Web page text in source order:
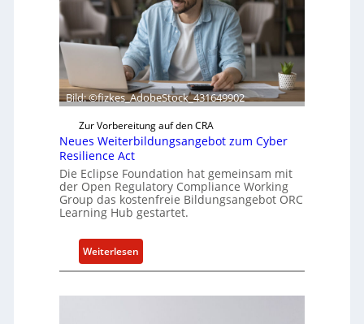
f
e
r
t
a
k
u
e
l
e
Z
h
l
Bild: ©fizkes_AdobeStock_431649902
Zur Vorbereitung auf den CRA
Neues Weiterbildungsangebot zum Cyber
Resilience Act
Die Eclipse Foundation hat gemeinsam mit
der Open Regulatory Compliance Working
Group das kostenfreie Bildungsangebot ORC
Learning Hub gestartet.
Weiterlesen:
N